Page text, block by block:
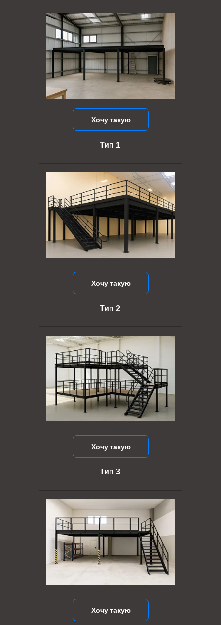
Хочу такую
Хочу такую
Тип 3
Хочу такую
Тип 2
Хочу такую
Тип 1